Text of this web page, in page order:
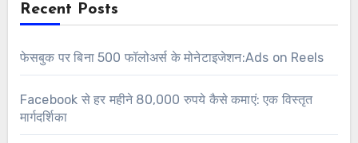
Recent Posts
फेसबुक पर बिना 500 फॉलोअर्स के मोनेटाइजेशन:Ads on Reels
Facebook से हर महीने 80,000 रुपये कैसे कमाएं: एक विस्तृत
मार्गदर्शिका